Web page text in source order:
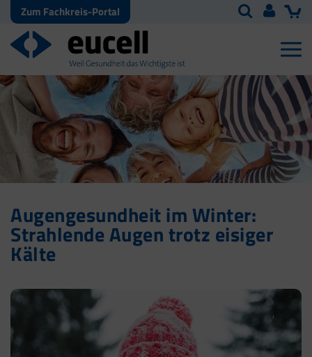
Zum Fachkreis-Portal
Augengesundheit im Winter:
Strahlende Augen trotz eisiger
Kälte